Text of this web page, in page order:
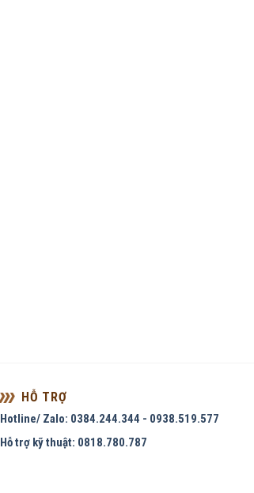
HỖ TRỢ
Hotline/ Zalo: 0384.244.344 - 0938.519.577
Hỗ trợ kỹ thuật: 0818.780.787